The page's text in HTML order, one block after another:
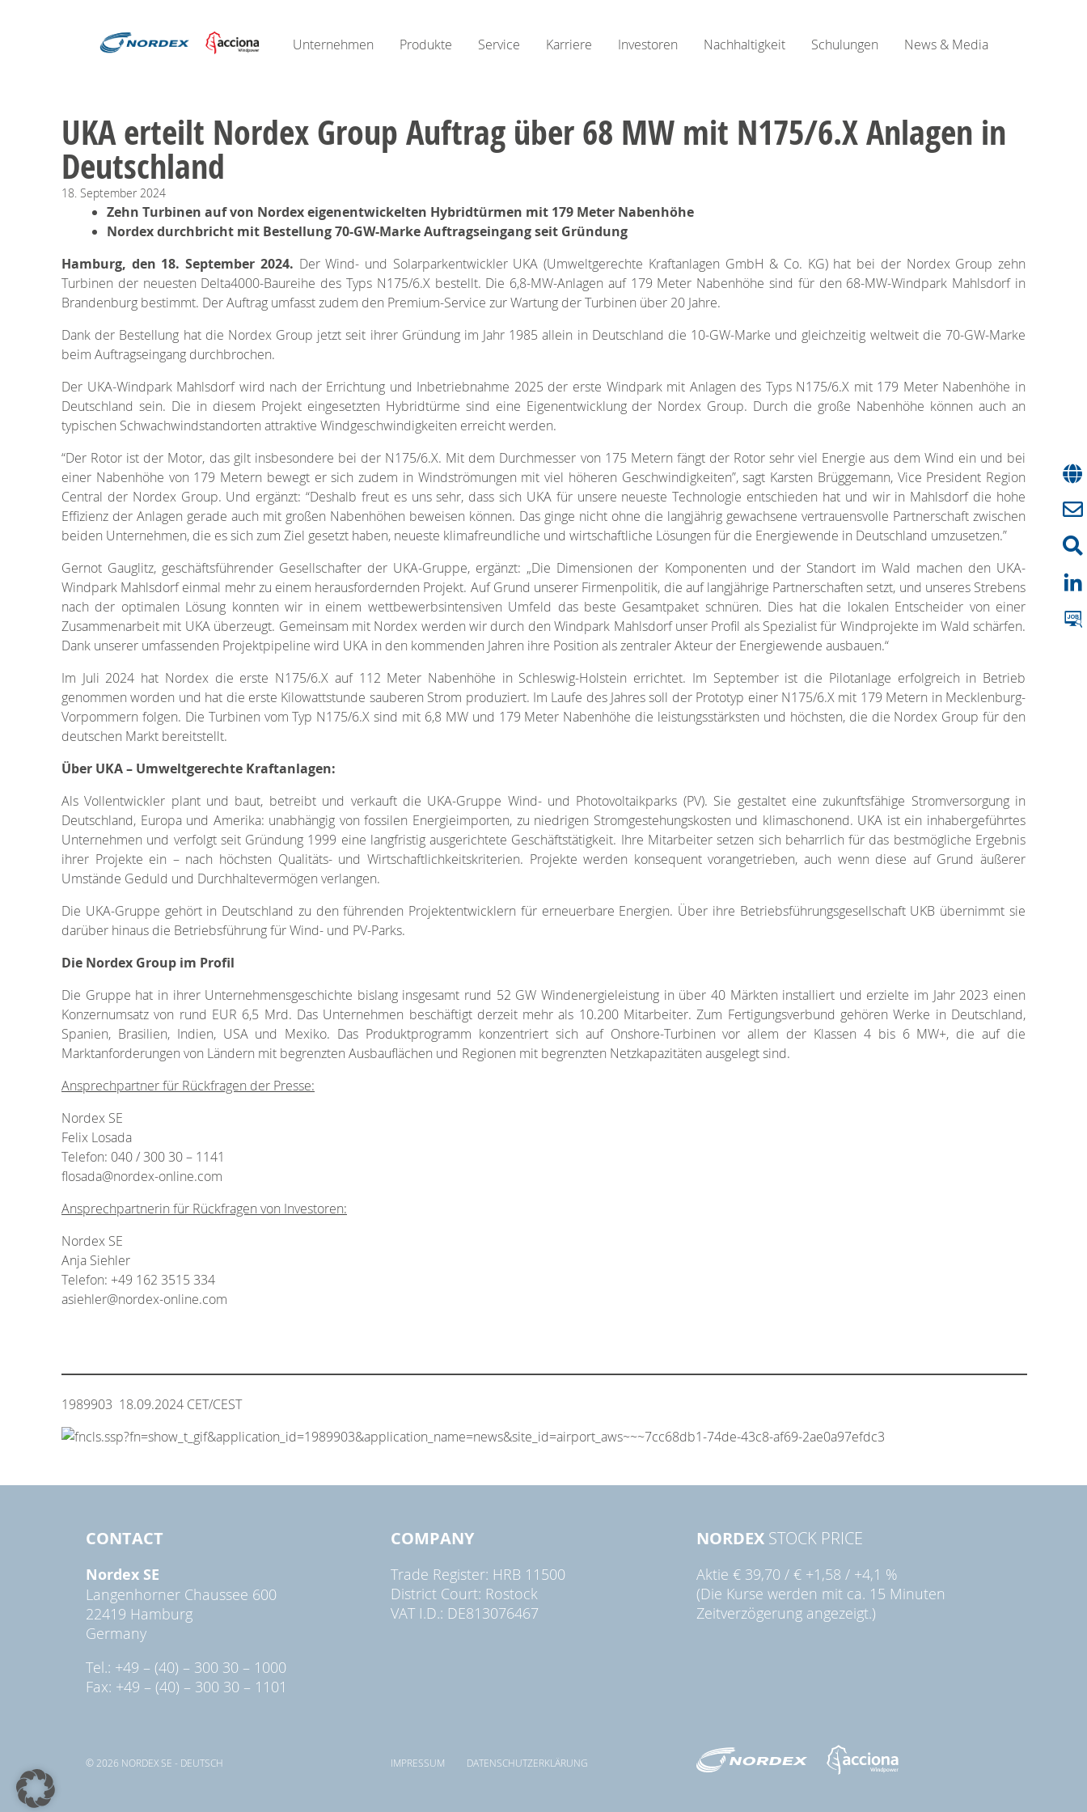
Unternehmen Produkte Service Karriere Investoren Nachhaltigkeit Schulungen News & Media
UKA erteilt Nordex Group Auftrag über 68 MW mit N175/6.X Anlagen in
Deutschland
18. September 2024
Zehn Turbinen auf von Nordex eigenentwickelten Hybridtürmen mit 179 Meter Nabenhöhe
Nordex durchbricht mit Bestellung 70-GW-Marke Auftragseingang seit Gründung
Hamburg, den 18. September 2024. Der Wind- und Solarparkentwickler UKA (Umweltgerechte Kraftanlagen GmbH & Co. KG) hat bei der Nordex Group zehn
Turbinen der neuesten Delta4000-Baureihe des Typs N175/6.X bestellt. Die 6,8-MW-Anlagen auf 179 Meter Nabenhöhe sind für den 68-MW-Windpark Mahlsdorf in
Brandenburg bestimmt. Der Auftrag umfasst zudem den Premium-Service zur Wartung der Turbinen über 20 Jahre.
Dank der Bestellung hat die Nordex Group jetzt seit ihrer Gründung im Jahr 1985 allein in Deutschland die 10-GW-Marke und gleichzeitig weltweit die 70-GW-Marke
beim Auftragseingang durchbrochen.
Der UKA-Windpark Mahlsdorf wird nach der Errichtung und Inbetriebnahme 2025 der erste Windpark mit Anlagen des Typs N175/6.X mit 179 Meter Nabenhöhe in
Deutschland sein. Die in diesem Projekt eingesetzten Hybridtürme sind eine Eigenentwicklung der Nordex Group. Durch die große Nabenhöhe können auch an
typischen Schwachwindstandorten attraktive Windgeschwindigkeiten erreicht werden.
“Der Rotor ist der Motor, das gilt insbesondere bei der N175/6.X. Mit dem Durchmesser von 175 Metern fängt der Rotor sehr viel Energie aus dem Wind ein und bei
einer Nabenhöhe von 179 Metern bewegt er sich zudem in Windströmungen mit viel höheren Geschwindigkeiten”, sagt Karsten Brüggemann, Vice President Region
Central der Nordex Group. Und ergänzt: “Deshalb freut es uns sehr, dass sich UKA für unsere neueste Technologie entschieden hat und wir in Mahlsdorf die hohe
Effizienz der Anlagen gerade auch mit großen Nabenhöhen beweisen können. Das ginge nicht ohne die langjährig gewachsene vertrauensvolle Partnerschaft zwischen
beiden Unternehmen, die es sich zum Ziel gesetzt haben, neueste klimafreundliche und wirtschaftliche Lösungen für die Energiewende in Deutschland umzusetzen.”
Gernot Gauglitz, geschäftsführender Gesellschafter der UKA-Gruppe, ergänzt: „Die Dimensionen der Komponenten und der Standort im Wald machen den UKA-
Windpark Mahlsdorf einmal mehr zu einem herausfordernden Projekt. Auf Grund unserer Firmenpolitik, die auf langjährige Partnerschaften setzt, und unseres Strebens
nach der optimalen Lösung konnten wir in einem wettbewerbsintensiven Umfeld das beste Gesamtpaket schnüren. Dies hat die lokalen Entscheider von einer
Zusammenarbeit mit UKA überzeugt. Gemeinsam mit Nordex werden wir durch den Windpark Mahlsdorf unser Profil als Spezialist für Windprojekte im Wald schärfen.
Dank unserer umfassenden Projektpipeline wird UKA in den kommenden Jahren ihre Position als zentraler Akteur der Energiewende ausbauen.“
Im Juli 2024 hat Nordex die erste N175/6.X auf 112 Meter Nabenhöhe in Schleswig-Holstein errichtet. Im September ist die Pilotanlage erfolgreich in Betrieb
genommen worden und hat die erste Kilowattstunde sauberen Strom produziert. Im Laufe des Jahres soll der Prototyp einer N175/6.X mit 179 Metern in Mecklenburg-
Vorpommern folgen. Die Turbinen vom Typ N175/6.X sind mit 6,8 MW und 179 Meter Nabenhöhe die leistungsstärksten und höchsten, die die Nordex Group für den
deutschen Markt bereitstellt.
Über UKA – Umweltgerechte Kraftanlagen:
Als Vollentwickler plant und baut, betreibt und verkauft die UKA-Gruppe Wind- und Photovoltaikparks (PV). Sie gestaltet eine zukunftsfähige Stromversorgung in
Deutschland, Europa und Amerika: unabhängig von fossilen Energieimporten, zu niedrigen Stromgestehungskosten und klimaschonend. UKA ist ein inhabergeführtes
Unternehmen und verfolgt seit Gründung 1999 eine langfristig ausgerichtete Geschäftstätigkeit. Ihre Mitarbeiter setzen sich beharrlich für das bestmögliche Ergebnis
ihrer Projekte ein – nach höchsten Qualitäts- und Wirtschaftlichkeitskriterien. Projekte werden konsequent vorangetrieben, auch wenn diese auf Grund äußerer
Umstände Geduld und Durchhaltevermögen verlangen.
Die UKA-Gruppe gehört in Deutschland zu den führenden Projektentwicklern für erneuerbare Energien. Über ihre Betriebsführungsgesellschaft UKB übernimmt sie
darüber hinaus die Betriebsführung für Wind- und PV-Parks.
Die Nordex Group im Profil
Die Gruppe hat in ihrer Unternehmensgeschichte bislang insgesamt rund 52 GW Windenergieleistung in über 40 Märkten installiert und erzielte im Jahr 2023 einen
Konzernumsatz von rund EUR 6,5 Mrd. Das Unternehmen beschäftigt derzeit mehr als 10.200 Mitarbeiter. Zum Fertigungsverbund gehören Werke in Deutschland,
Spanien, Brasilien, Indien, USA und Mexiko. Das Produktprogramm konzentriert sich auf Onshore-Turbinen vor allem der Klassen 4 bis 6 MW+, die auf die
Marktanforderungen von Ländern mit begrenzten Ausbauflächen und Regionen mit begrenzten Netzkapazitäten ausgelegt sind.
Ansprechpartner für Rückfragen der Presse:
Nordex SE
Felix Losada
Telefon: 040 / 300 30 – 1141
flosada@nordex-online.com
Ansprechpartnerin für Rückfragen von Investoren:
Nordex SE
Anja Siehler
Telefon: +49 162 3515 334
asiehler@nordex-online.com
1989903 18.09.2024 CET/CEST
CONTACT
Nordex SE
Langenhorner Chaussee 600
22419 Hamburg
Germany
Tel.: +49 – (40) – 300 30 – 1000
Fax: +49 – (40) – 300 30 – 1101
COMPANY
Trade Register: HRB 11500
District Court: Rostock
VAT I.D.: DE813076467
NORDEXSTOCK PRICE
Aktie € 39,70 / € +1,58 / +4,1 %
(Die Kurse werden mit ca. 15 Minuten
Zeitverzögerung angezeigt.)
© 2026 NORDEX SE - DEUTSCH IMPRESSUM DATENSCHUTZERKLÄRUNG